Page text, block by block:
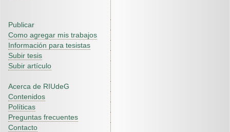
Publicar
Como agregar mis trabajos
Información para tesistas
Subir tesis
Subir artículo
Acerca de RIUdeG
Contenidos
Políticas
Preguntas frecuentes
Contacto